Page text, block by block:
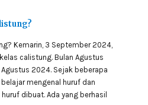
Kemarin, 3 September 2024,
calistung. Bulan Agustus
2024. Sejak beberapa
mengenal huruf dan
dibuat. Ada yang berhasil